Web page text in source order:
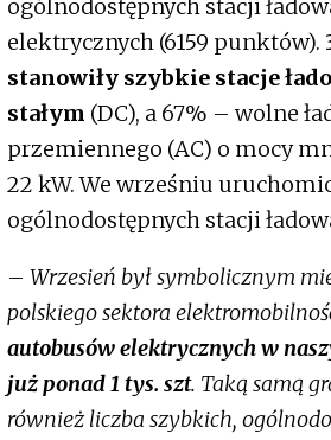
ogólnodostępnych stacji
elektrycznych (6159 punktów).
stanowiły szybkie stacje
stałym (DC), a 67% – wolne
przemiennego (AC) o mocy
22 kW. We wrześniu
ogólnodostępnych stacji
– Wrzesień był symbolicznym
polskiego sektora
autobusów elektrycznych w
już ponad 1 tys. szt. Taką samą
również liczba szybkich,